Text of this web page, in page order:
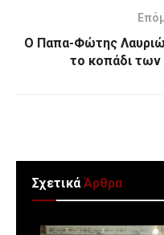
Ο Παπα-Φώτης
το κοπάδι
ΣχετικάΆρθρα